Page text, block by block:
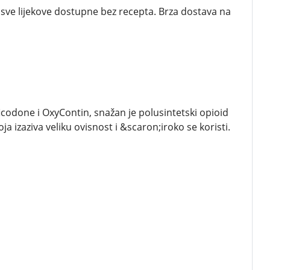
lijekove dostupne bez recepta. Brza dostava na
i OxyContin, snažan je polusintetski opioid
izaziva veliku ovisnost i &scaron;iroko se koristi.